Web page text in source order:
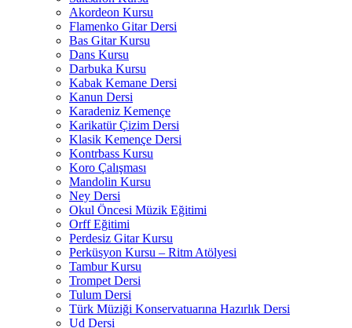
Akordeon Kursu
Flamenko Gitar Dersi
Bas Gitar Kursu
Dans Kursu
Darbuka Kursu
Kabak Kemane Dersi
Kanun Dersi
Karadeniz Kemençe
Karikatür Çizim Dersi
Klasik Kemençe Dersi
Kontrbass Kursu
Koro Çalışması
Mandolin Kursu
Ney Dersi
Okul Öncesi Müzik Eğitimi
Orff Eğitimi
Perdesiz Gitar Kursu
Perküsyon Kursu – Ritm Atölyesi
Tambur Kursu
Trompet Dersi
Tulum Dersi
Türk Müziği Konservatuarına Hazırlık Dersi
Ud Dersi